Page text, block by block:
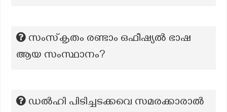
സംസ്‌കൃതം രണ്ടാം ഒഫീഷ്യൽ ഭാഷ
ആയ സംസ്ഥാനം?
ഡൽഹി പിടിച്ചടക്കവെ സമരക്കാരാൽ